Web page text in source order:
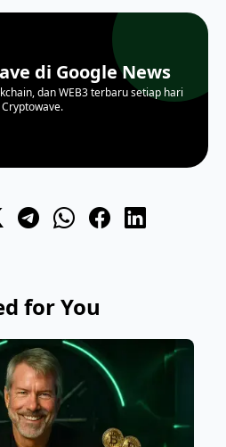
di Google News
dan WEB3 terbaru setiap hari
for You